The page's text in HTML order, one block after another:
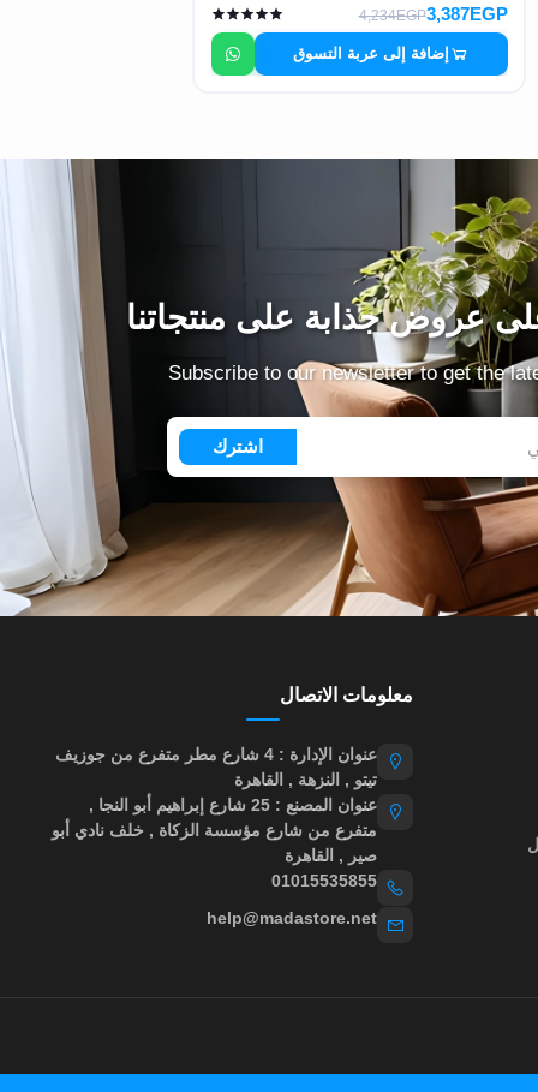
3,387EGP
4,234EGP
إضافة إلى عربة التسوق
عروض جذابة على منتجاتنا
Subscribe to our newsletter to get the
اشترك
معلومات الاتصال
عنوان الإدارة : 4 شارع مطر متفرع من جوزيف
تيتو , النزهة , القاهرة
عنوان المصنع : 25 شارع إبراهيم أبو النجا ,
متفرع من شارع مؤسسة الزكاة , خلف نادي أبو
صير , القاهرة
01015535855
help@madastore.net